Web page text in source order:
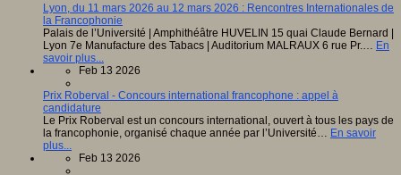
Lyon, du 11 mars 2026 au 12 mars 2026 : Rencontres Internationales de
la Francophonie
Palais de l’Université | Amphithéâtre HUVELIN 15 quai Claude Bernard |
Lyon 7e Manufacture des Tabacs | Auditorium MALRAUX 6 rue Pr.… En
savoir plus...
Feb 13 2026
Prix Roberval - Concours international francophone : appel à
candidature
Le Prix Roberval est un concours international, ouvert à tous les pays de
la francophonie, organisé chaque année par l’Université… En savoir
plus...
Feb 13 2026